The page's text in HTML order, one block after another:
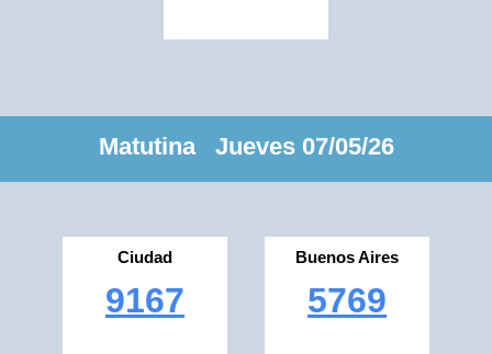
Matutina Jueves 07/05/26
Ciudad
9167
Buenos Aires
5769